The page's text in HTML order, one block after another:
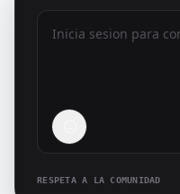
RESPETA A LA COMUNIDAD